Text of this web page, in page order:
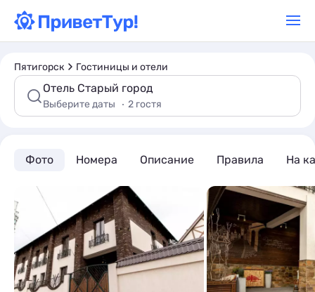
Пятигорск Гостиницы и отели
Отель Старый город
Выберите даты 2 гостя
Фото Номера Описание Правила На